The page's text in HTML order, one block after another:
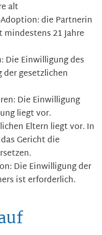
alt
die Partnerin
21 Jahre
Die Einwilligung des
gesetzlichen
Die Einwilligung
liegt vor.
Eltern liegt vor. In
Gericht die
Die Einwilligung der
ist erforderlich.